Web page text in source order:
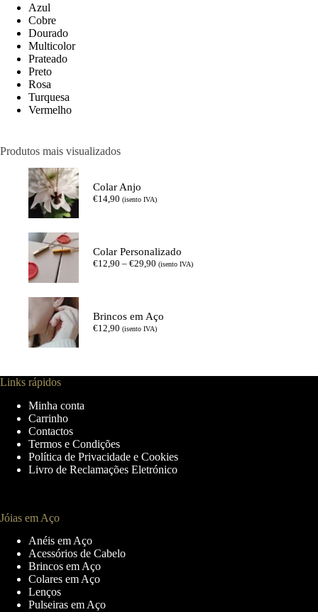
Azul
Cobre
Dourado
Multicolor
Prateado
Preto
Rosa
Turquesa
Vermelho
Produtos mais visualizados
Colar Anjo
€14,90 (isento IVA)
Colar Personalizado
€12,90 – €29,90Price
(isento IVA)
Brincos em Aço
€12,90 (isento IVA)
Links rápidos
Minha conta
Carrinho
Contactos
Termos e Condições
Política de Privacidade e Cookies
Livro de Reclamações Eletrónico
Jóias em Aço
Anéis em Aço
Acessórios de Cabelo
Brincos em Aço
Colares em Aço
Lenços
Pulseiras em Aço